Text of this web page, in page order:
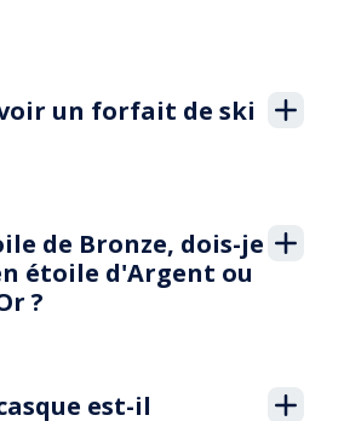
un forfait de ski
de Bronze, dois-je
étoile d'Argent ou
?
est-il